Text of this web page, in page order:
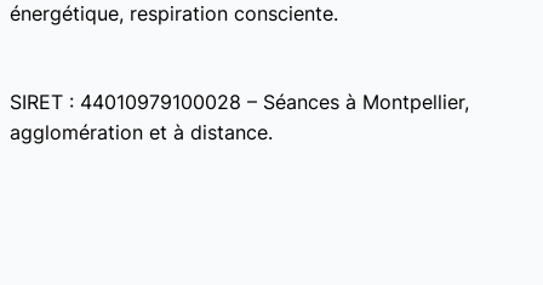
énergétique, respiration consciente.
SIRET : 44010979100028 – Séances à Montpellier,
agglomération et à distance.